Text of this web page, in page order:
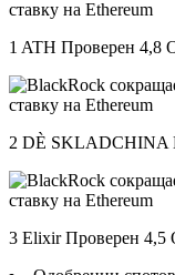
1 ATH Проверен 4,8
2 DÈ SKLADCHINA
3 Elixir Проверен 4,5